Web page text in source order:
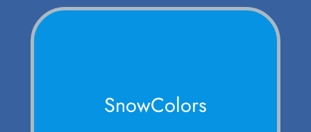
SnowColors